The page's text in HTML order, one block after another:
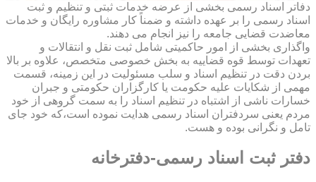
دفاتر اسناد رسمی بخشی از عرضه خدمات ثبتی و تنظیم و ثبت
اسناد رسمی را بر عهده داشته و ضمناً کار مشاوره رایگان و خدمات
معاضدت قضایی جامعه را نیز انجام می دهند.
واگذاری بخشی از امور حاکمیتی شامل ثبت نقل و انتقالات و
تعهدات توسط قوه قضاییه به بخش خصوصی متخصص، علاوه بر بالا
بردن دقت در تنظیم اسناد و سلب مسئولیت در این زمینه، قسمت
مهمی از شکایات علیه حکومت یا کارگزاران حکومتی و جبران
خسارات ناشی از اشتباه در تنظیم اسناد را به سمت گروهی از خود
مردم یعنی سردفتران اسناد رسمی هدایت نموده است،که خود جای
تامل و نگرانی بوده و هست.
دفتر ثبت اسناد رسمی-دفترخانه